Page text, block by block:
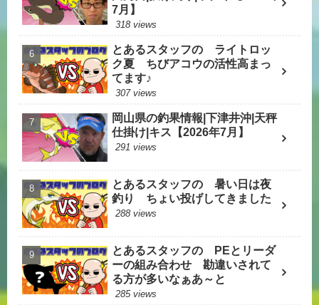
7月】
318 views
とあるスタッフの ライトロッ
ク夏 ちびアコウの活性高まっ
てます♪
307 views
岡山県の釣果情報|下津井沖|天秤
仕掛け|キス【2026年7月】
291 views
とあるスタッフの 暑い日は夜
釣り ちょい投げしてきました
288 views
とあるスタッフの PEとリーダ
ーの組み合わせ 勘違いされて
る方が多いなぁあ～と
285 views